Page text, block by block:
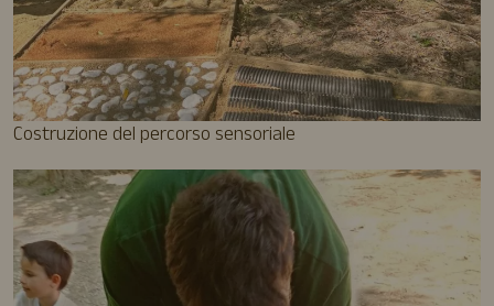
Costruzione del percorso sensoriale